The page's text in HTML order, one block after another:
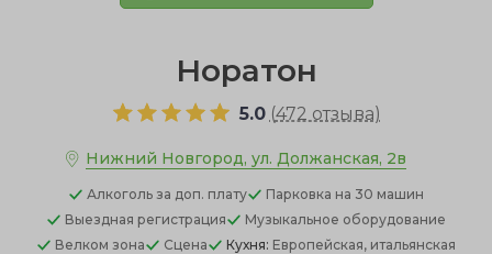
Норатон
5.0 (472 отзыва)
Нижний Новгород, ул. Должанская, 2в
Алкоголь за доп. плату Парковка на 30 машин
Выездная регистрация
Музыкальное оборудование
Велком зона
Сцена Кухня: Европейская, итальянская